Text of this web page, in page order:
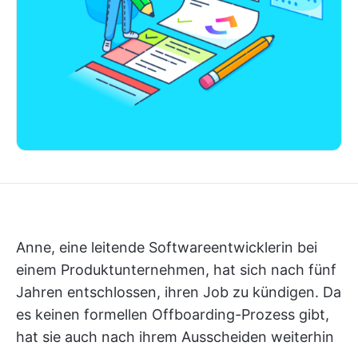
Anne, eine leitende Softwareentwicklerin bei
einem Produktunternehmen, hat sich nach fünf
Jahren entschlossen, ihren Job zu kündigen. Da
es keinen formellen Offboarding-Prozess gibt,
hat sie auch nach ihrem Ausscheiden weiterhin